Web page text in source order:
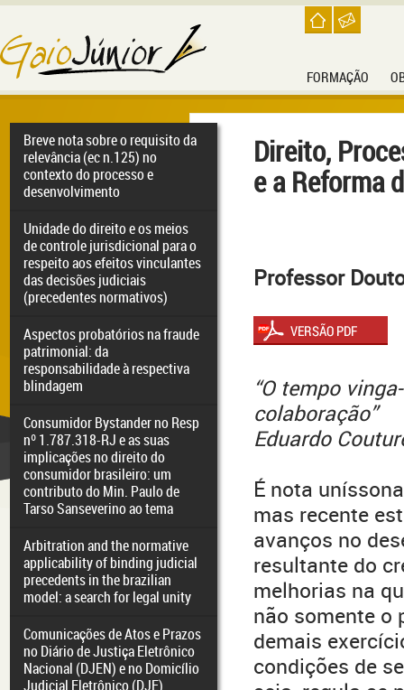
FORMAÇÃO
Breve nota sobre o requisito da
relevância (ec n.125) no
contexto do processo e
desenvolvimento
Unidade do direito e os meios
de controle jurisdicional para o
respeito aos efeitos vinculantes
das decisões judiciais
(precedentes normativos)
Aspectos probatórios na fraude
patrimonial: da
responsabilidade à respectiva
blindagem
Consumidor Bystander no Resp
nº 1.787.318-RJ e as suas
implicações no direito do
consumidor brasileiro: um
contributo do Min. Paulo de
Tarso Sanseverino ao tema
Arbitration and the normative
applicability of binding judicial
precedents in the brazilian
model: a search for legal unity
Comunicações de Atos e Prazos
no Diário de Justiça Eletrônico
Nacional (DJEN) e no Domicílio
Judicial Eletrônico (DJE)
Direito,
e a Reforma
Professor
“O tempo
colaboração”
Eduardo
É nota
mas recente
avanços no
resultante do
melhorias na
não somente o
demais
condições de